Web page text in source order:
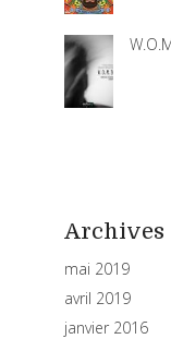
Archives
mai 2019
avril 2019
janvier 2016